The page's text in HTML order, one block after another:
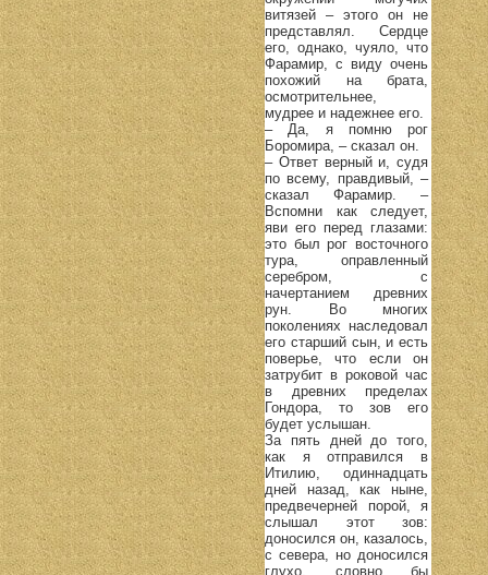
витязей – этого он не
представлял. Сердце
его, однако, чуяло, что
Фарамир, с виду очень
похожий на брата,
осмотрительнее,
мудрее и надежнее его.
– Да, я помню рог
Боромира, – сказал он.
– Ответ верный и, судя
по всему, правдивый, –
сказал Фарамир. –
Вспомни как следует,
яви его перед глазами:
это был рог восточного
тура, оправленный
серебром, с
начертанием древних
рун. Во многих
поколениях наследовал
его старший сын, и есть
поверье, что если он
затрубит в роковой час
в древних пределах
Гондора, то зов его
будет услышан.
За пять дней до того,
как я отправился в
Итилию, одиннадцать
дней назад, как ныне,
предвечерней порой, я
слышал этот зов:
доносился он, казалось,
с севера, но доносился
глухо, словно бы